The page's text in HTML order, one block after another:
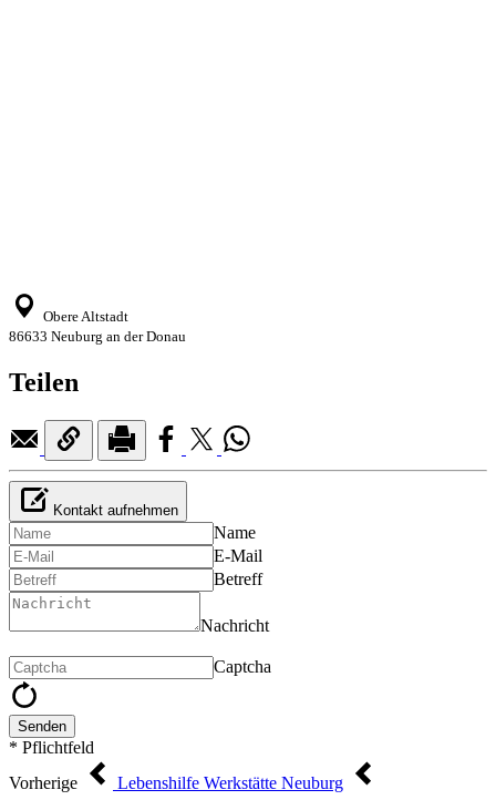
Obere Altstadt
86633 Neuburg an der Donau
Teilen
Kontakt aufnehmen
Name
E-Mail
Betreff
Nachricht
Captcha
Senden
* Pflichtfeld
Vorherige
Lebenshilfe Werkstätte Neuburg